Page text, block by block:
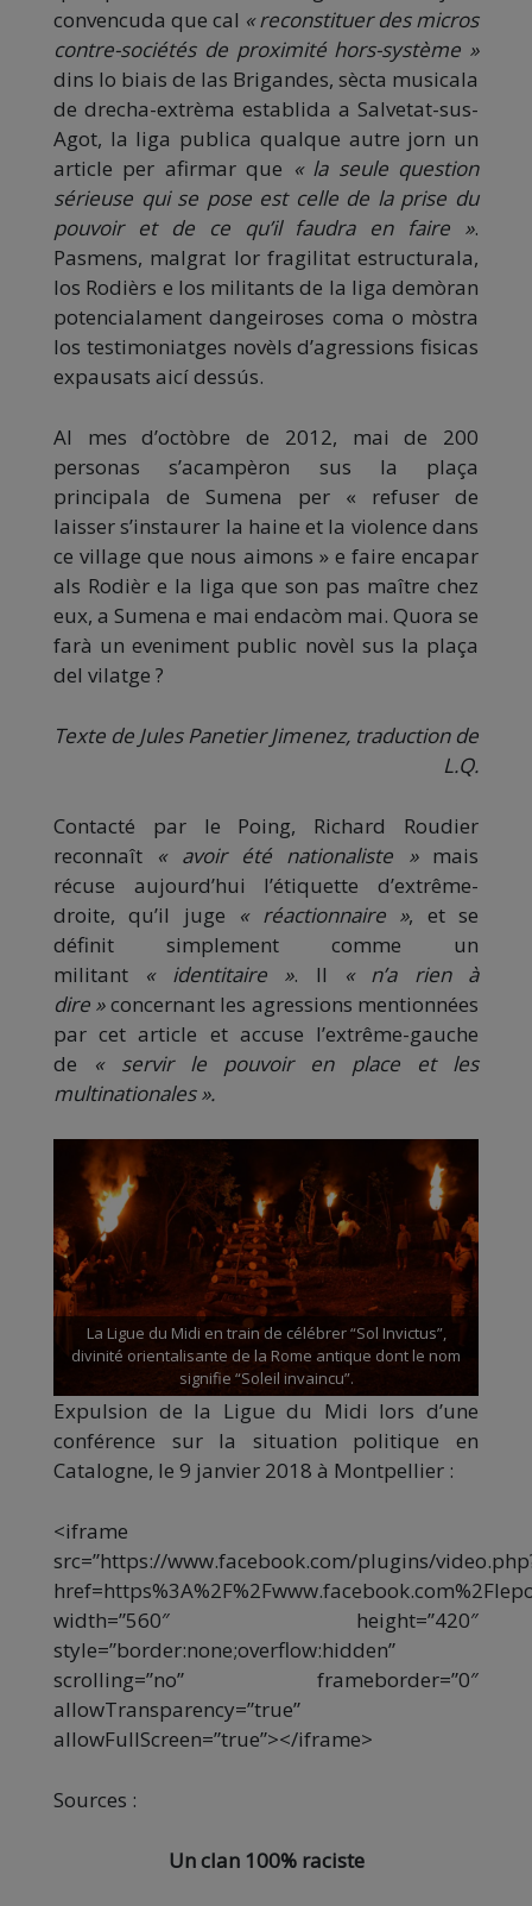
convencuda que cal « reconstituer des micros
contre-sociétés de proximité hors-système »
dins lo biais de las Brigandes, sècta musicala
de drecha-extrèma establida a Salvetat-sus-
Agot, la liga publica qualque autre jorn un
article per afirmar que « la seule question
sérieuse qui se pose est celle de la prise du
pouvoir et de ce qu’il faudra en faire ».
Pasmens, malgrat lor fragilitat estructurala,
los Rodièrs e los militants de la liga demòran
potencialament dangeiroses coma o mòstra
los testimoniatges novèls d’agressions fisicas
expausats aicí dessús.
Al mes d’octòbre de 2012, mai de 200
personas s’acampèron sus la plaça
principala de Sumena per « refuser de
laisser s’instaurer la haine et la violence dans
ce village que nous aimons » e faire encapar
als Rodièr e la liga que son pas maître chez
eux, a Sumena e mai endacòm mai. Quora se
farà un eveniment public novèl sus la plaça
del vilatge ?
Texte de Jules Panetier Jimenez, traduction de
L.Q.
Contacté par le Poing, Richard Roudier
reconnaît « avoir été nationaliste »mais
récuse aujourd’hui l’étiquette d’extrême-
droite, qu’il juge « réactionnaire », et se
définit simplement comme un
militant « identitaire ». Il « n’a rien à
dire »concernant les agressions mentionnées
par cet article et accuse l’extrême-gauche
de « servir le pouvoir en place et les
multinationales ».
La Ligue du Midi en train de célébrer “Sol Invictus”,
divinité orientalisante de la Rome antique dont le nom
signifie “Soleil invaincu”.
Expulsion de la Ligue du Midi lors d’une
conférence sur la situation politique en
Catalogne, le 9 janvier 2018 à Montpellier :
<iframe
src=”https://www.facebook.com/plugins/
width=”560″ height=”420″
style=”border:none;overflow:hidden”
scrolling=”no” frameborder=”0″
allowTransparency=”true”
allowFullScreen=”true”></iframe>
Sources :
Un clan 100% raciste